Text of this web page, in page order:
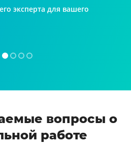
эксперта для вашего
вопросы о
работе